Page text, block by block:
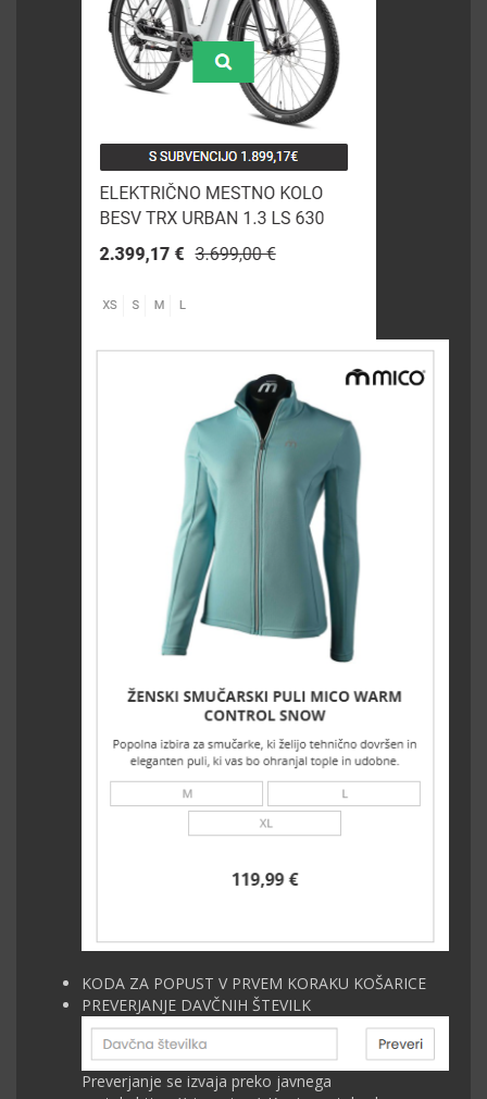
KODA ZA POPUST V PRVEM KORAKU KOŠARICE
PREVERJANJE DAVČNIH ŠTEVILK
Preverjanje se izvaja preko javnega